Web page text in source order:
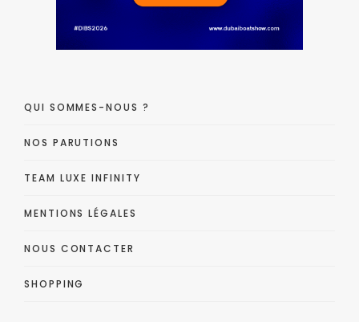
QUI SOMMES-NOUS ?
NOS PARUTIONS
TEAM LUXE INFINITY
MENTIONS LÉGALES
NOUS CONTACTER
SHOPPING